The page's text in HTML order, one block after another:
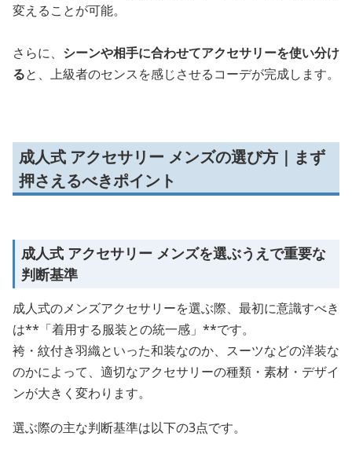
変えることが可能。
さらに、 シーンや相手に合わせてアクセサリーを使い分け
ると、上級者のセンスを感じさせるコーデが完成します。
成人式 アクセサリー メンズの選び方｜まず
押さえるべきポイント
成人式 アクセサリー メンズを選ぶうえで重要な
判断基準
成人式のメンズアクセサリーを選ぶ際、最初に意識すべき
は**「着用する服装との統一感」**です。
袴・紋付き羽織といった和装なのか、スーツなどの洋装な
のかによって、適切なアクセサリーの種類・素材・デザイ
ンが大きく変わります。
選ぶ際の主な判断基準は以下の3点です。